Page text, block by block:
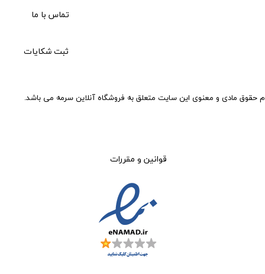
حقوق مادی و معنوی این سایت متعلق به فروشگاه آنلاین سرمه می باشد.
ثبت شکایات
قوانین و مقررات
تماس با ما